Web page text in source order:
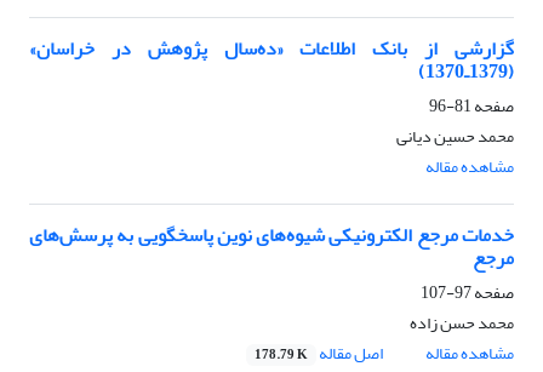
گزارشی از بانک اطلاعات «ده‌سال پژوهش در خراسان»
(1379ـ1370)
صفحه81-96
محمد حسین دیانی
مشاهده مقاله
خدمات مرجع الکترونیکی شیوه‌های نوین پاسخگویی به پرسش‌های
مرجع
صفحه97-107
محمد حسن زاده
مشاهده مقاله
اصل مقاله 178.79 K